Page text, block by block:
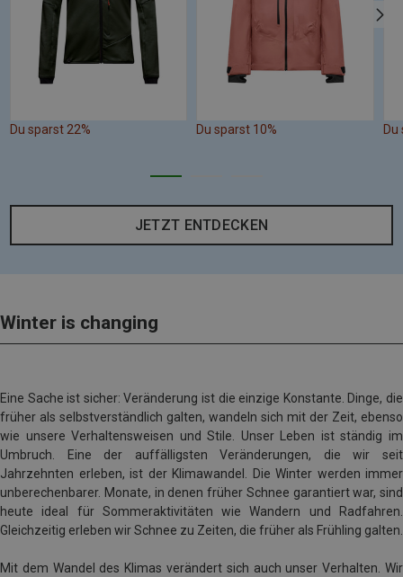
Du sparst 22% Du sparst 10% Du
JETZT ENTDECKEN
Winter is changing
Eine Sache ist sicher: Veränderung ist die einzige Konstante. Dinge, die
früher als selbstverständlich galten, wandeln sich mit der Zeit, ebenso
wie unsere Verhaltensweisen und Stile. Unser Leben ist ständig im
Umbruch. Eine der auffälligsten Veränderungen, die wir seit
Jahrzehnten erleben, ist der Klimawandel. Die Winter werden immer
unberechenbarer. Monate, in denen früher Schnee garantiert war, sind
heute ideal für Sommeraktivitäten wie Wandern und Radfahren.
Gleichzeitig erleben wir Schnee zu Zeiten, die früher als Frühling galten.
Mit dem Wandel des Klimas verändert sich auch unser Verhalten. Wir